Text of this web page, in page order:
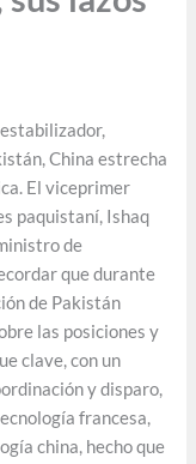
China estrecha
El viceprimer
paquistaní, Ishaq
de
que durante
de Pakistán
las posiciones y
clave, con un
y disparo,
francesa,
china, hecho que